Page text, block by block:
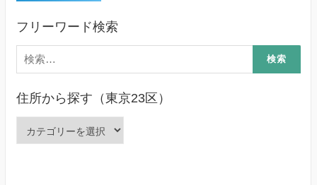
フリーワード検索
検
索:
住所から探す（東京23区）